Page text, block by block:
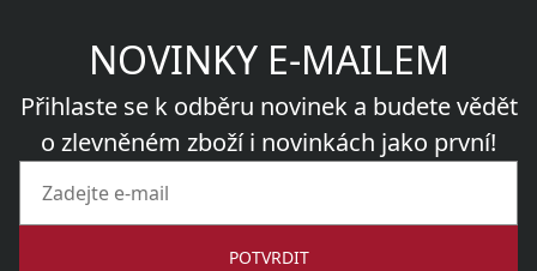
NOVINKY E-MAILEM
Přihlaste se k odběru novinek a budete vědět
o zlevněném zboží i novinkách jako první!
POTVRDIT